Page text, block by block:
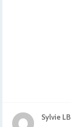
Sylvie LB